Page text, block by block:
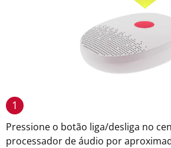
1
Pressione o botão liga/desliga no
processador de áudio por